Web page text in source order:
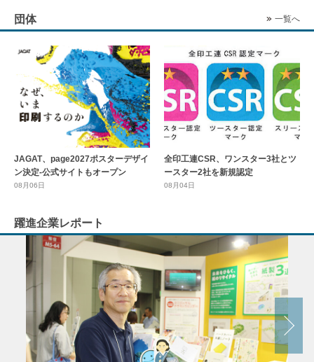
団体 一覧へ
JAGAT、page2027ポスターデザイ
ン決定-公式サイトもオープン
08月06日
全印工連CSR、ワンスター3社とツ
ースター2社を新規認定
08月04日
躍進企業レポート